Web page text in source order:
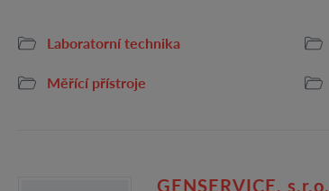
Laboratorní technika
Měřící přístroje
GENSERVICE, s.r.o.